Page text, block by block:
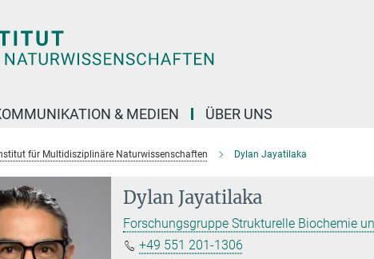
& MEDIEN ÜBER UNS
für Multidisziplinäre Naturwissenschaften Dylan Jayatilaka
Dylan Jayatilaka
Forschungsgruppe Strukturelle Biochemie
+49 551 201-1306